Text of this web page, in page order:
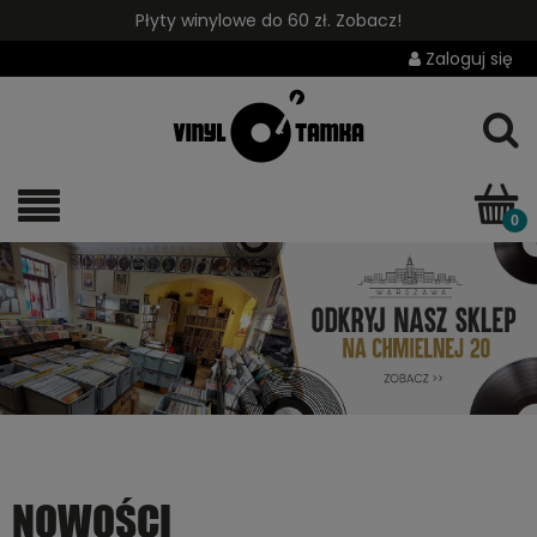
Płyty winylowe do 60 zł. Zobacz!
Zaloguj się
NOWOŚCI